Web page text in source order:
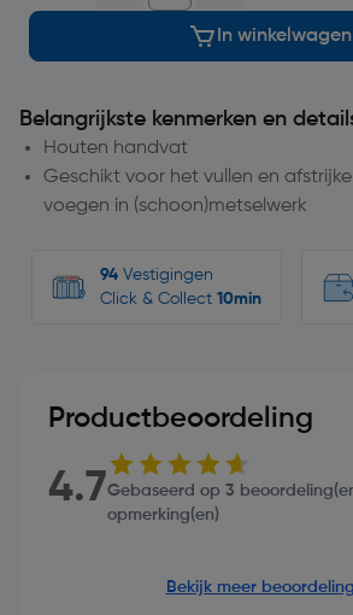
In winkelwagen
Belangrijkste kenmerken en
Houten handvat
Geschikt voor het vullen en
voegen in (schoon)metselwerk
94 Vestigingen
Click & Collect 10min
Productbeoordeling
4.7Gebaseerd op 3
opmerking(en)
Bekijk meer